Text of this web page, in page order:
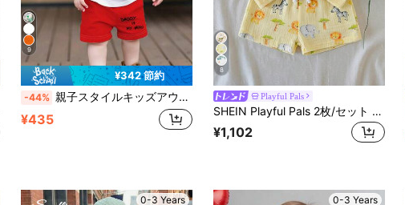
9
¥342 節約
-44% 親子スタイルキッズアウトフィット | 「Daddy Is My Hero」プリントセット、愛らしい手描きスーパーヒーローデザインが特徴。このセットは、清潔感のある白いTシャツと鮮やかな赤いショーツを組み合わせたものです。遊び心のあるスーパーヒーロープリントは、日常のお出かけや家族旅行に最適で、夏を柔らかく甘い雰囲気で満たします！快適でかわいく、写真映えも抜群 - 赤ちゃんからパパへの一番甘いラブレターです。
¥435
8
Playful Pals
SHEIN Playful Pals 2枚/セット かわいいカジュアルなクジラ柄半袖アウトフィット ベビーボーイ用
¥1,102
0-3 Years 0-3 Years